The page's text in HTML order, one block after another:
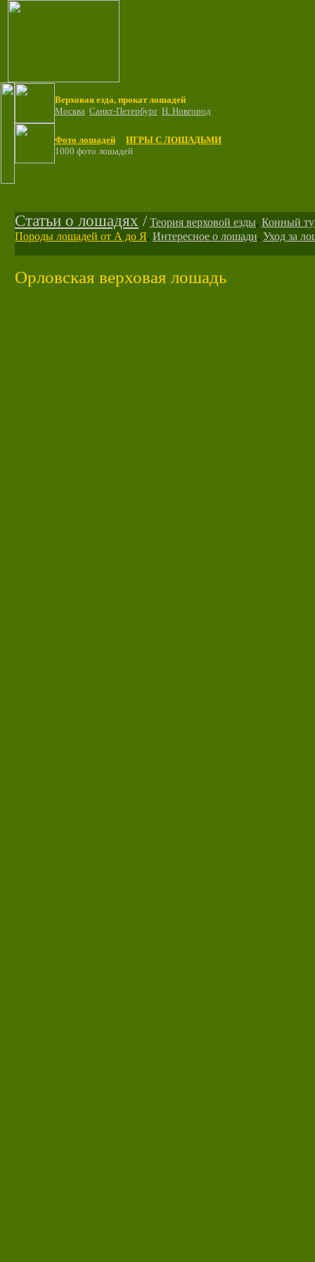
Верховая езда, прокат лошадей
Москва Санкт-Петербург Н. Новгород
Фото лошадей
ИГРЫ С ЛОШАДЬМИ
1000 фото лошадей
Статьи о лошадях / Теория верховой езды, Конный
Породы лошадей от А до Я, Интересное о лошади, Уход за
Орловская верховая лошадь